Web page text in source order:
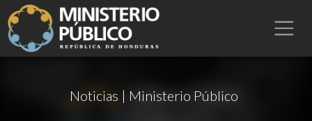
Noticias | Ministerio Público